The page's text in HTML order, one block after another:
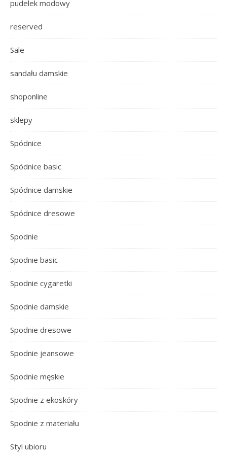
pudelek modowy
reserved
Sale
sandału damskie
shoponline
sklepy
Spódnice
Spódnice basic
Spódnice damskie
Spódnice dresowe
Spodnie
Spodnie basic
Spodnie cygaretki
Spodnie damskie
Spodnie dresowe
Spodnie jeansowe
Spodnie męskie
Spodnie z ekoskóry
Spodnie z materiału
Styl ubioru